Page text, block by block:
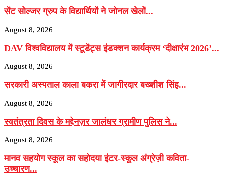
सेंट सोल्जर ग्रुप के विद्यार्थियों ने जोनल खेलों...
August 8, 2026
DAV विश्वविद्यालय में स्टूडेंट्स इंडक्शन कार्यक्रम ‘दीक्षारंभ 2026’...
August 8, 2026
सरकारी अस्पताल काला बकरा में जागीरदार बख्शीश सिंह...
August 8, 2026
स्वतंत्रता दिवस के मद्देनज़र जालंधर ग्रामीण पुलिस ने...
August 8, 2026
मानव सहयोग स्कूल का सहोदया इंटर-स्कूल अंग्रेज़ी कविता-
उच्चारण...